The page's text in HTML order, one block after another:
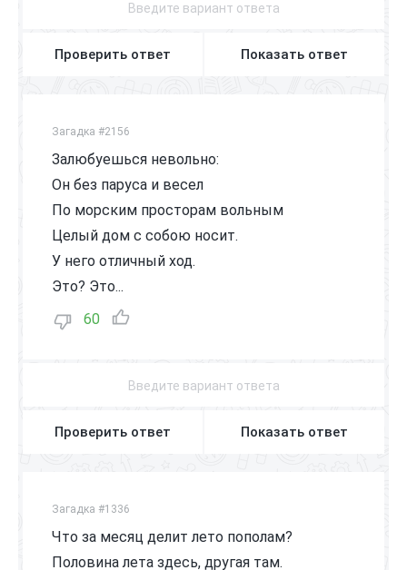
Проверить ответ Показать ответ
Загадка #2156
Залюбуешься невольно:
Он без паруса и весел
По морским просторам вольным
Целый дом с собою носит.
У него отличный ход.
Это? Это...
60
Проверить ответ Показать ответ
Загадка #1336
Что за месяц делит лето пополам?
Половина лета здесь, другая там.